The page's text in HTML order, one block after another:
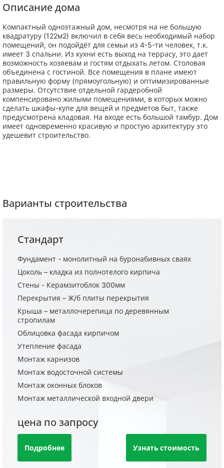
Описание дома
Компактный одноэтажный дом, несмотря на не большую
квадратуру (122м2) включил в себя весь необходимый набор
помещений, он подойдёт для семьи из 4-5-ти человек, т.к.
имеет 3 спальни. Из кухни есть выход на террасу, это дает
возможность хозяевам и гостям отдыхать летом. Столовая
объединена с гостиной. Все помещения в плане имеют
правильную форму (прямоугольную) и оптимизированные
размеры. Отсутствие отдельной гардеробной
компенсировано жилыми помещениями, в которых можно
сделать шкафы-купе для вещей и предметов быт, также
предусмотрена кладовая. На входе есть большой тамбур. Дом
имеет одновременно красивую и простую архитектуру это
удешевит строительство.
Варианты строительства
Стандарт
Фундамент - монолитный на буронабивных сваях
Цоколь – кладка из полнотелого кирпича
Стены - Керамзитоблок 300мм
Перекрытия – Ж/б плиты перекрытия
Крыша – металлочерепица по деревянным
стропилам
Облицовка фасада кирпичом
Утепление фасада
Монтаж карнизов
Монтаж водосточной системы
Монтаж оконных блоков
Монтаж металлической входной двери
цена по запросу
Подробнее Узнать стоимость